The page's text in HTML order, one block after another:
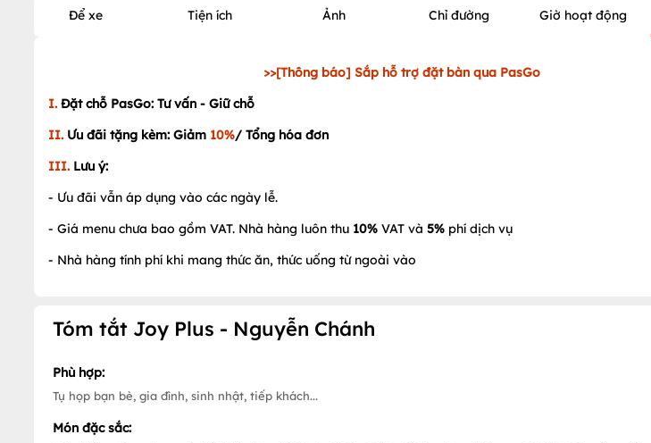
Để xe Tiện ích Ảnh Chỉ đường Giờ hoạt động
>>[Thông báo] Sắp hỗ trợ đặt bàn qua PasGo
I. Đặt chỗ PasGo: Tư vấn - Giữ chỗ
II. Ưu đãi tặng kèm: Giảm 10%/ Tổng hóa đơn
III. Lưu ý:
- Ưu đãi vẫn áp dụng vào các ngày lễ.
- Giá menu chưa bao gồm VAT. Nhà hàng luôn thu 10% VAT và 5% phí dịch vụ
- Nhà hàng tính phí khi mang thức ăn, thức uống từ ngoài vào
Tóm tắt Joy Plus - Nguyễn Chánh
Phù hợp:
Tụ họp bạn bè, gia đình, sinh nhật, tiếp khách...
Món đặc sắc: